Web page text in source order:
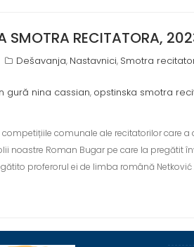
SMOTRA RECITATORA,
Dešavanja, Nastavnici, Smotra
gură nina cassian, opstinska smotra
competițiile comunale ale recitatorilor care
noastre Roman Bugar pe care la pregătit
proferorul ei de limba română